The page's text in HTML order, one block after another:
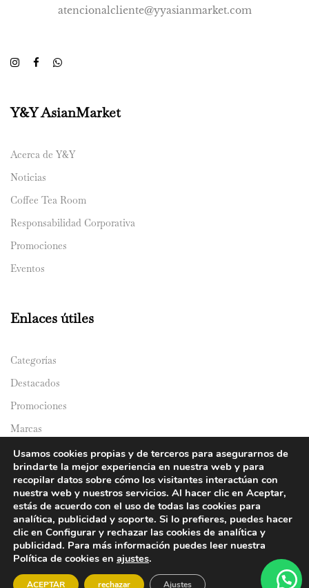
atencionalcliente@yyasianmarket.com
Y&Y AsianMarket
Acerca de Y&Y
Noticias
Coffee Tea Room
Responsabilidad Corporativa
Promociones
Eventos
Enlaces útiles
Categorías
Destacados
Promociones
Marcas
Catálogos
Domicilios
© 2024 Y&Y Asian Market. All rights reserved.
Usamos cookies propias y de terceros para asegurarnos de
brindarte la mejor experiencia en nuestra web y para
recopilar datos sobre cómo los visitantes interactúan con
nuestra web y nuestros servicios. Al hacer clic en Aceptar,
estás de acuerdo con el uso de todas las cookies para
analítica, publicidad y soporte. Si lo prefieres, puedes hacer
clic en Configurar y rechazar las cookies de analítica y
publicidad. Para más información puedes leer nuestra
Política de cookies en ajustes.
ACEPTAR rechazar Ajustes